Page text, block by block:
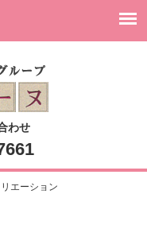
わせ
エーション